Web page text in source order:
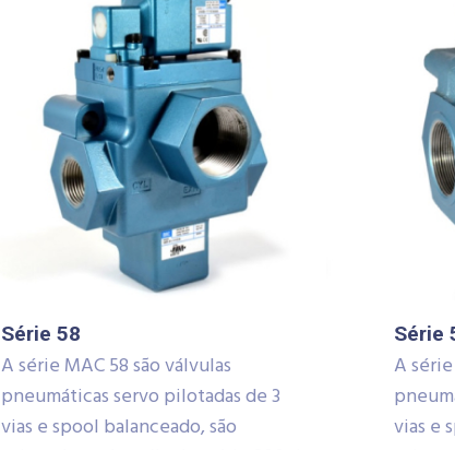
Série 58
A série MAC 58 são válvulas
pneumáticas servo pilotadas de 3
vias e spool balanceado, são
Série
A
vias e